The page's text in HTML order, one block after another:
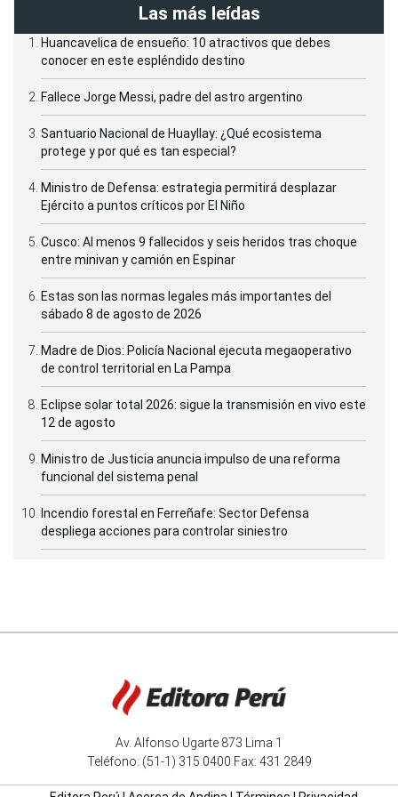
Las más leídas
Huancavelica de ensueño: 10 atractivos que debes
conocer en este espléndido destino
Fallece Jorge Messi, padre del astro argentino
Santuario Nacional de Huayllay: ¿Qué ecosistema
protege y por qué es tan especial?
Ministro de Defensa: estrategia permitirá desplazar
Ejército a puntos críticos por El Niño
Cusco: Al menos 9 fallecidos y seis heridos tras choque
entre minivan y camión en Espinar
Estas son las normas legales más importantes del
sábado 8 de agosto de 2026
Madre de Dios: Policía Nacional ejecuta megaoperativo
de control territorial en La Pampa
Eclipse solar total 2026: sigue la transmisión en vivo este
12 de agosto
Ministro de Justicia anuncia impulso de una reforma
funcional del sistema penal
Incendio forestal en Ferreñafe: Sector Defensa
despliega acciones para controlar siniestro
Av. Alfonso Ugarte 873 Lima 1
Teléfono: (51-1) 315 0400 Fax: 431 2849